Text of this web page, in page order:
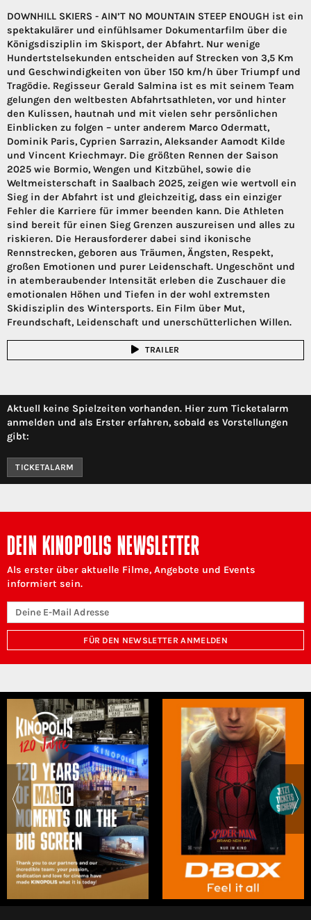
DOWNHILL SKIERS - AIN’T NO MOUNTAIN STEEP ENOUGH ist ein
spektakulärer und einfühlsamer Dokumentarfilm über die
Königsdisziplin im Skisport, der Abfahrt. Nur wenige
Hundertstelsekunden entscheiden auf Strecken von 3,5 Km
und Geschwindigkeiten von über 150 km/h über Triumpf und
Tragödie. Regisseur Gerald Salmina ist es mit seinem Team
gelungen den weltbesten Abfahrtsathleten, vor und hinter
den Kulissen, hautnah und mit vielen sehr persönlichen
Einblicken zu folgen – unter anderem Marco Odermatt,
Dominik Paris, Cyprien Sarrazin, Aleksander Aamodt Kilde
und Vincent Kriechmayr. Die größten Rennen der Saison
2025 wie Bormio, Wengen und Kitzbühel, sowie die
Weltmeisterschaft in Saalbach 2025, zeigen wie wertvoll ein
Sieg in der Abfahrt ist und gleichzeitig, dass ein einziger
Fehler die Karriere für immer beenden kann. Die Athleten
sind bereit für einen Sieg Grenzen auszureisen und alles zu
riskieren. Die Herausforderer dabei sind ikonische
Rennstrecken, geboren aus Träumen, Ängsten, Respekt,
großen Emotionen und purer Leidenschaft. Ungeschönt und
in atemberaubender Intensität erleben die Zuschauer die
emotionalen Höhen und Tiefen in der wohl extremsten
Skidisziplin des Wintersports. Ein Film über Mut,
Freundschaft, Leidenschaft und unerschütterlichen Willen.
TRAILER
Aktuell keine Spielzeiten vorhanden. Hier zum Ticketalarm
anmelden und als Erster erfahren, sobald es Vorstellungen
gibt:
TICKETALARM
DEIN KINOPOLIS NEWSLETTER
Als erster über aktuelle Filme, Angebote und Events
informiert sein.
FÜR DEN NEWSLETTER ANMELDEN